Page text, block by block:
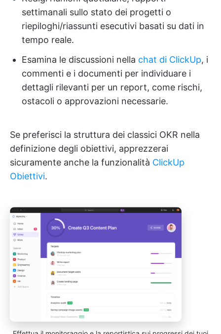
settimanali sullo stato dei progetti o
riepiloghi/riassunti esecutivi basati su dati in
tempo reale.
Esamina le discussioni nella chat di ClickUp, i
commenti e i documenti per individuare i
dettagli rilevanti per un report, come rischi,
ostacoli o approvazioni necessarie.
Se preferisci la struttura dei classici OKR nella
definizione degli obiettivi, apprezzerai
sicuramente anche la funzionalità ClickUp
Obiettivi.